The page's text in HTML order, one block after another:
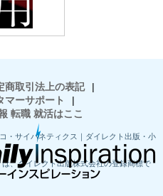
商取引法上の表記
|
マーサポート
|
転職 就活はここ
・サイバネティクス｜ダイレクト出版・小
は、ダイレクト出版株式会社の登録商標で